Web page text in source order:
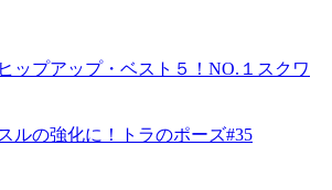
ップアップ・ベスト５！NO.１スクワ
ルの強化に！トラのポーズ#35